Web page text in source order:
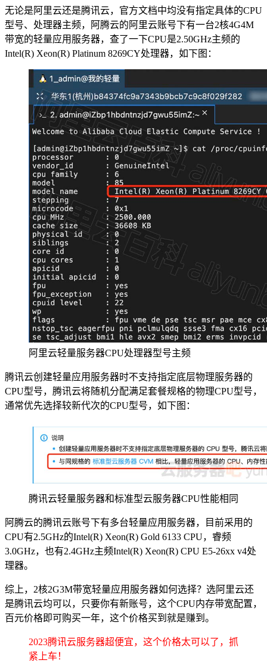
无论是阿里云还是腾讯云，官方文档中均没有指定具体的CPU
型号、处理器主频，阿腾云的阿里云账号下有一台2核4G4M
带宽的轻量应用服务器，查了一下CPU是2.50GHz主频的
Intel(R) Xeon(R) Platinum 8269CY处理器，如下图：
阿里云轻量服务器CPU处理器型号主频
腾讯云创建轻量应用服务器时不支持指定底层物理服务器的
CPU型号，腾讯云将随机分配满足套餐规格的物理CPU型号，
通常优先选择较新代次的CPU型号，如下图：
腾讯云轻量服务器和标准型云服务器CPU性能相同
阿腾云的腾讯云账号下有多台轻量应用服务器，目前采用的
CPU有2.5GHz的Intel(R) Xeon(R) Gold 6133 CPU，睿频
3.0GHz，也有2.4GHz主频Intel(R) Xeon(R) CPU E5-26xx v4处
理器。
综上，2核2G3M带宽轻量应用服务器如何选择？选阿里云还
是腾讯云均可以，只要你有新账号，这个CPU内存带宽配置，
百元价格即可购买一年，这个价格买到就是赚到。
2023腾讯云服务器超便宜，这个价格太可以了，抓
紧上车！